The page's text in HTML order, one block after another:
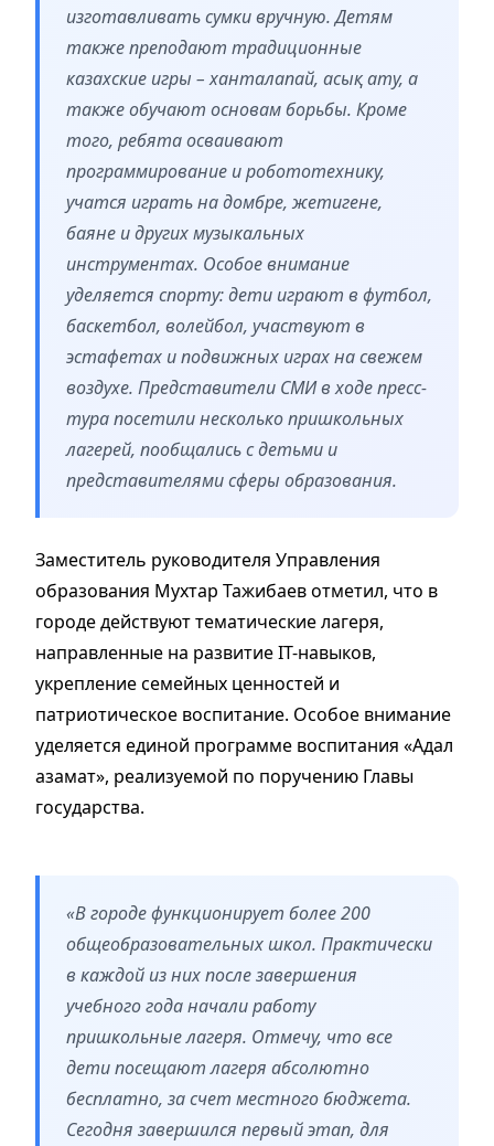
изготавливать сумки вручную. Детям
также преподают традиционные
казахские игры – ханталапай, асық ату, а
также обучают основам борьбы. Кроме
того, ребята осваивают
программирование и робототехнику,
учатся играть на домбре, жетигене,
баяне и других музыкальных
инструментах. Особое внимание
уделяется спорту: дети играют в футбол,
баскетбол, волейбол, участвуют в
эстафетах и подвижных играх на свежем
воздухе. Представители СМИ в ходе пресс-
тура посетили несколько пришкольных
лагерей, пообщались с детьми и
представителями сферы образования.
Заместитель руководителя Управления
образования Мухтар Тажибаев отметил, что в
городе действуют тематические лагеря,
направленные на развитие IT-навыков,
укрепление семейных ценностей и
патриотическое воспитание. Особое внимание
уделяется единой программе воспитания «Адал
азамат», реализуемой по поручению Главы
государства.
«В городе функционирует более 200
общеобразовательных школ. Практически
в каждой из них после завершения
учебного года начали работу
пришкольные лагеря. Отмечу, что все
дети посещают лагеря абсолютно
бесплатно, за счет местного бюджета.
Сегодня завершился первый этап, для